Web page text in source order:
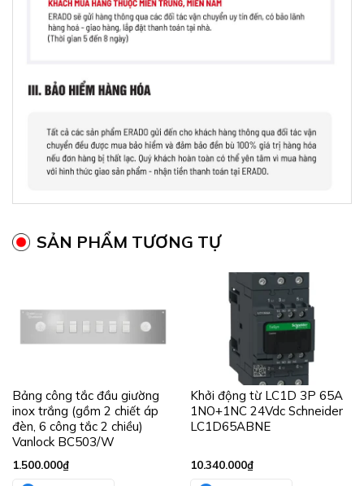
SẢN PHẨM TƯƠNG TỰ
Bảng công tắc đầu giường
inox trắng (gồm 2 chiết áp
đèn, 6 công tắc 2 chiều)
Vanlock BC503/W
1.500.000₫
Khởi động từ LC1D 3P 65A
1NO+1NC 24Vdc Schneider
LC1D65ABNE
10.340.000₫